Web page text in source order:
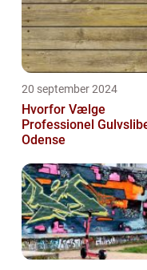
20 september 2024
Hvorfor Vælge
Professionel
Odense